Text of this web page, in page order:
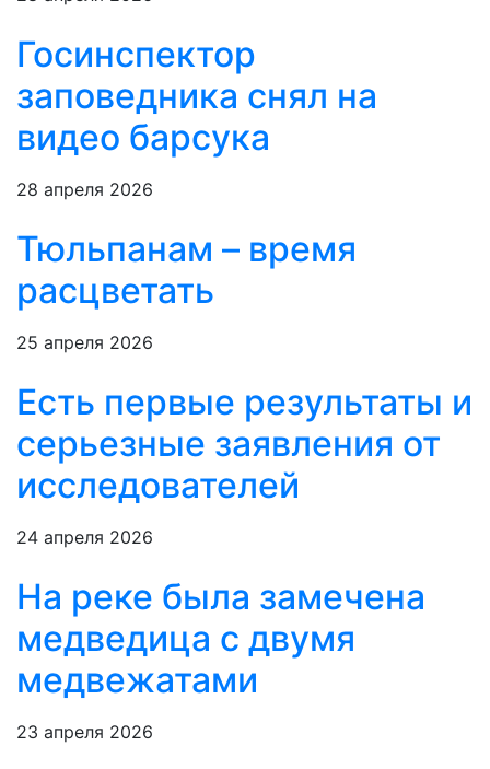
Госинспектор
заповедника снял на
видео барсука
28 апреля 2026
Тюльпанам – время
расцветать
25 апреля 2026
Есть первые результаты и
серьезные заявления от
исследователей
24 апреля 2026
На реке была замечена
медведица с двумя
медвежатами
23 апреля 2026